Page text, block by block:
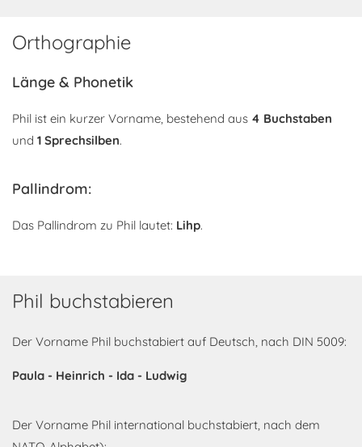
Orthographie
Länge & Phonetik
Phil ist ein kurzer Vorname, bestehend aus 4 Buchstaben
und 1 Sprechsilben.
Pallindrom:
Das Pallindrom zu Phil lautet: Lihp.
Phil buchstabieren
Der Vorname Phil buchstabiert auf Deutsch, nach DIN 5009:
Paula - Heinrich - Ida - Ludwig
Der Vorname Phil international buchstabiert, nach dem